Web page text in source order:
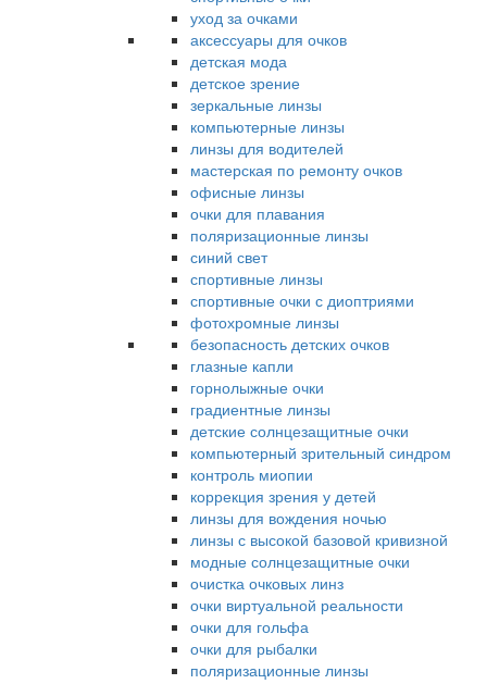
уход за очками
аксессуары для очков
детская мода
детское зрение
зеркальные линзы
компьютерные линзы
линзы для водителей
мастерская по ремонту очков
офисные линзы
очки для плавания
поляризационные линзы
синий свет
спортивные линзы
спортивные очки с диоптриями
фотохромные линзы
безопасность детских очков
глазные капли
горнолыжные очки
градиентные линзы
детские солнцезащитные очки
компьютерный зрительный синдром
контроль миопии
коррекция зрения у детей
линзы для вождения ночью
линзы с высокой базовой кривизной
модные солнцезащитные очки
очистка очковых линз
очки виртуальной реальности
очки для гольфа
очки для рыбалки
поляризационные линзы